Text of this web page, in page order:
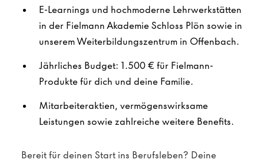
E-Learnings und hochmoderne Lehrwerkstätten
in der Fielmann Akademie Schloss Plön sowie in
unserem Weiterbildungszentrum in Offenbach.
Jährliches Budget: 1.500 € für Fielmann-
Produkte für dich und deine Familie.
Mitarbeiteraktien, vermögenswirksame
Leistungen sowie zahlreiche weitere Benefits.
Bereit für deinen Start ins Berufsleben? Deine